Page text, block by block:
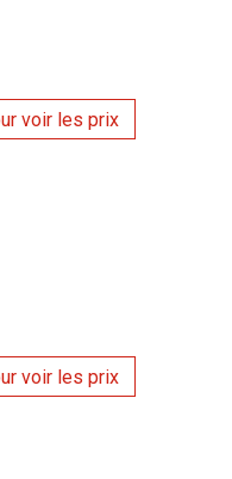
voir les prix
voir les prix